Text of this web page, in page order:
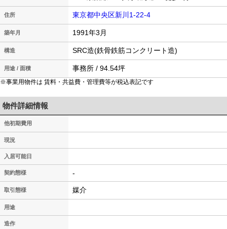
住所 東京都中央区新川1-22-4
築年月 1991年3月
構造 SRC造(鉄骨鉄筋コンクリート造)
用途 / 面積 事務所 / 94.54坪
※事業用物件は 賃料・共益費・管理費等が税込表記です
物件詳細情報
他初期費用
現況
入居可能日
契約態様 -
取引態様 媒介
用途
造作